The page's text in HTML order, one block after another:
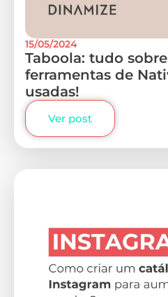
15/05/2024
Taboola: tudo
ferramentas de
usadas!
Ver post